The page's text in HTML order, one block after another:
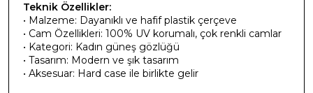
Teknik Özellikler:
• Malzeme: Dayanıklı ve hafif plastik çerçeve
• Cam Özellikleri: 100% UV korumalı, çok renkli camlar
• Kategori: Kadın güneş gözlüğü
• Tasarım: Modern ve şık tasarım
• Aksesuar: Hard case ile birlikte gelir